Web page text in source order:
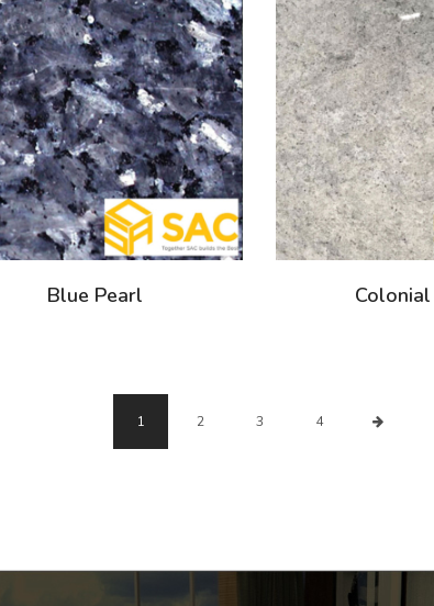
Blue Pearl
1 2 3 4